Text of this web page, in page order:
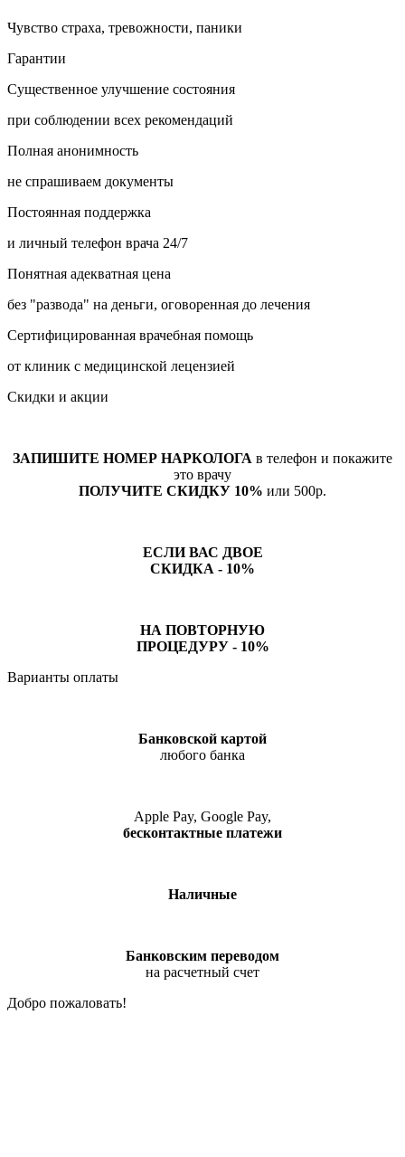
Чувство страха, тревожности, паники
Гарантии
Существенное улучшение состояния
при соблюдении всех рекомендаций
Полная анонимность
не спрашиваем документы
Постоянная поддержка
и личный телефон врача 24/7
Понятная адекватная цена
без "развода" на деньги, оговоренная до лечения
Сертифицированная врачебная помощь
от клиник с медицинской лецензией
Скидки и акции
ЗАПИШИТЕ НОМЕР НАРКОЛОГА в телефон и покажите
это врачу
ПОЛУЧИТЕ СКИДКУ 10% или 500р.
ЕСЛИ ВАС ДВОЕ
СКИДКА - 10%
НА ПОВТОРНУЮ
ПРОЦЕДУРУ - 10%
Варианты оплаты
Банковской картой
любого банка
Apple Pay, Google Pay,
бесконтактные платежи
Наличные
Банковским переводом
на расчетный счет
Добро пожаловать!